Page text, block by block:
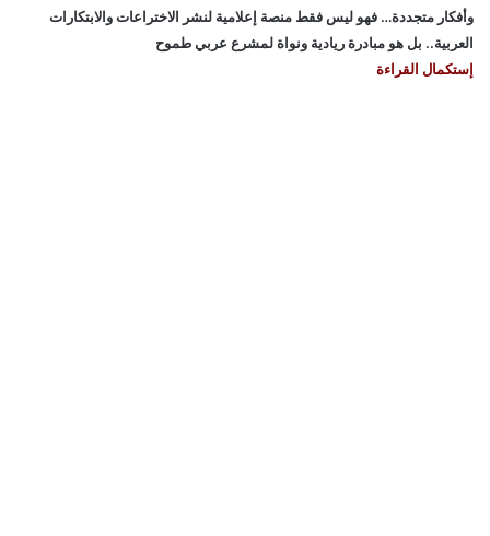
وأفكار متجددة… فهو ليس فقط منصة إعلامية لنشر الاختراعات والابتكارات
العربية.. بل هو مبادرة ريادية ونواة لمشرع عربي طموح
إستكمال القراءة